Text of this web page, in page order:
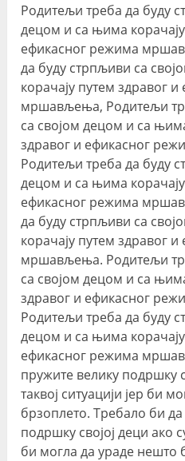
Родитељи треба да буду
децом и са њима
ефикасног режима
да буду стрпљиви са
корачају путем здравог
мршављења, Родитељи
са својом децом и са
здравог и ефикасног
Родитељи треба да буду
децом и са њима
ефикасног режима
да буду стрпљиви са
корачају путем здравог
мршављења. Родитељи
са својом децом и са
здравог и ефикасног
Родитељи треба да буду
децом и са њима
ефикасног режима
пружите велику подршку
таквој ситуацији јер би
брзоплето. Требало би
подршку својој деци ако
би могла да ураде нешто